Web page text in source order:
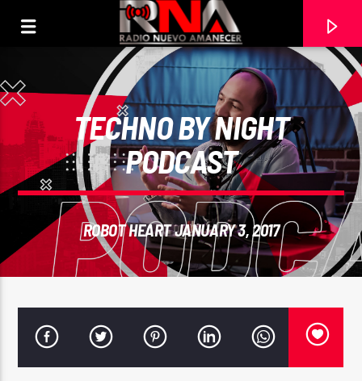
DANILO MONTERO
EL SEÑOR ES MI PASTOR
TECHNO BY NIGHT
PODCAST
ROBOT HEART JANUARY 3, 2017